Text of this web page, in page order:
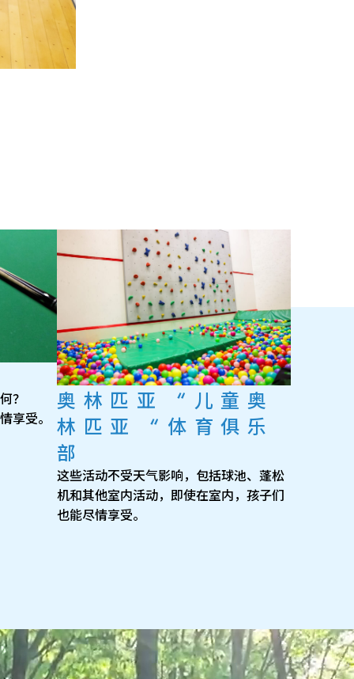
？
享受。
奥林匹亚 “儿童奥
林匹亚 “体育俱乐
部
这些活动不受天气影响，包括球池、蓬松
机和其他室内活动，即使在室内，孩子们
也能尽情享受。